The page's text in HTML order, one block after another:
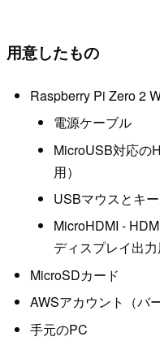
用意したもの
Raspberry Pi Zero 2
電源ケーブル
MicroUSB対応の
用）
USBマウスとキ
MicroHDMI -
ディスプレイ出力
MicroSDカード
AWSアカウント（バ
手元のPC